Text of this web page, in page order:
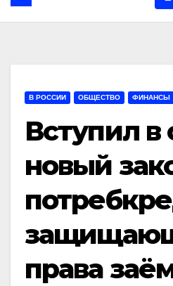
В РОССИИ ОБЩЕСТВО ФИНАНСЫ
Вступил в
новый
права